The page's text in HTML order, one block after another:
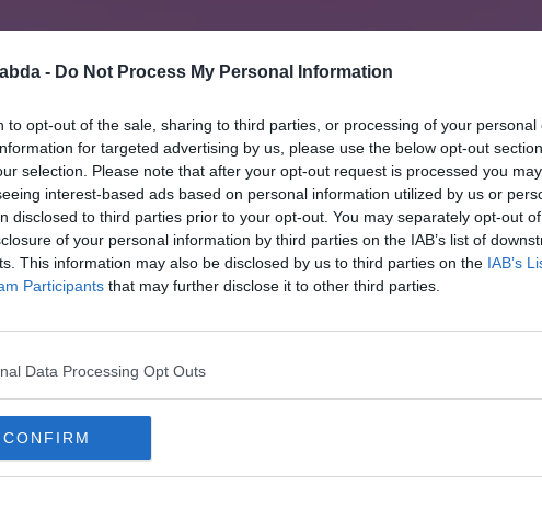
- Do Not Process My Personal Information
to opt-out of the sale, sharing to third parties, or processing of your personal
for targeted advertising by us, please use the below opt-out
selection. Please note that after your opt-out request is processed you may
interest-based ads based on personal information utilized by us or
disclosed to third parties prior to your opt-out. You may separately opt-out
of your personal information by third parties on the IAB’s list of
This information may also be disclosed by us to third parties on the IAB’s
Participants that may further disclose it to other third parties.
Data Processing Opt Outs
CONFIRM